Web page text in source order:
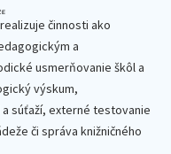
činnosti ako
a
usmerňovanie škôl a
výskum,
súťaží, externé testovanie
či správa knižničného